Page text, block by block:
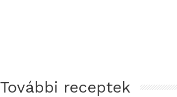
További receptek